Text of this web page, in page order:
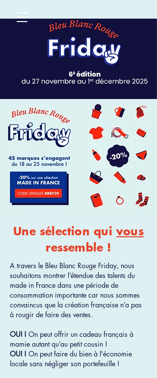
Une sélection quivous
ressemble !
A travers le Bleu Blanc Rouge Friday, nous
souhaitons montrer l’étendue des talents du
made in France dans une période de
consommation importante car nous sommes
convaincus que la création française n’a pas
à rougir de faire des ventes.
OUI ! On peut offrir un cadeau français à
mamie autant qu’au petit cousin !
OUI ! On peut faire du bien à l'économie
locale sans négliger son portefeuille !